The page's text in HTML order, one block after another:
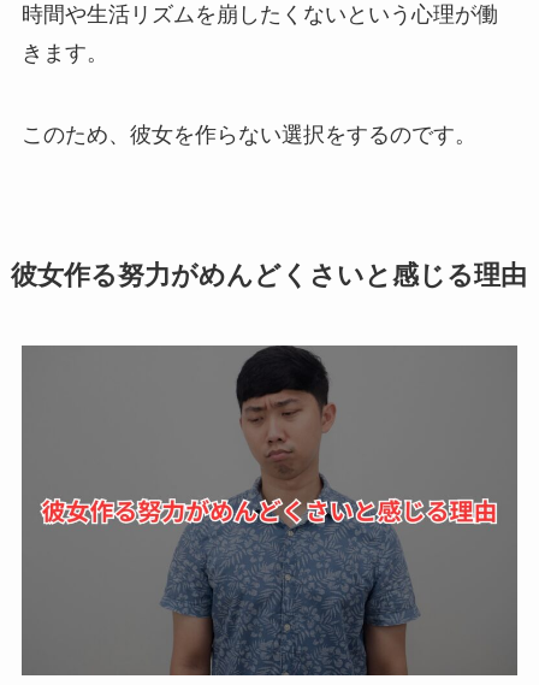
時間や生活リズムを崩したくないという心理が働
きます。
このため、彼女を作らない選択をするのです。
彼女作る努力がめんどくさいと感じる理由